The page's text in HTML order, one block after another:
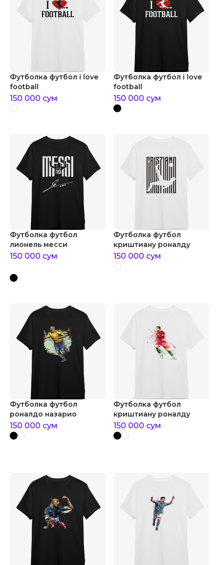
Футболка футбол i love
football
150 000 сум
Футболка футбол i love
football
150 000 сум
Футболка футбол
лионель месси
150 000 сум
Футболка футбол
криштиану роналду
150 000 сум
Футболка футбол
роналдо назарио
150 000 сум
Футболка футбол
криштиану роналду
150 000 сум